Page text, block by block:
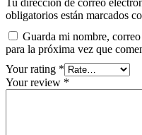
obligatorios están marcados
Guarda mi nombre,
para la próxima vez que
Your rating *
Your review *